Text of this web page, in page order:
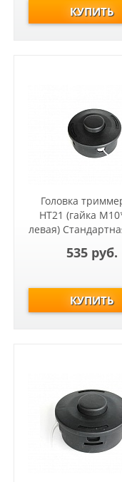
Головка
HT21 (гайка
левая)
535 руб.